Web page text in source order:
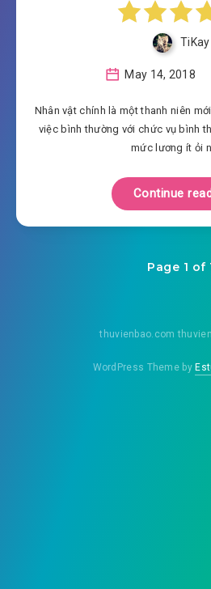
TiKay
May 14, 2018
Nhân vật chính là một thanh niên
việc bình thường với chức vụ bình
mức lương ít ỏi
Continue
Page 1 of
thuvienbao.com
WordPress Theme by